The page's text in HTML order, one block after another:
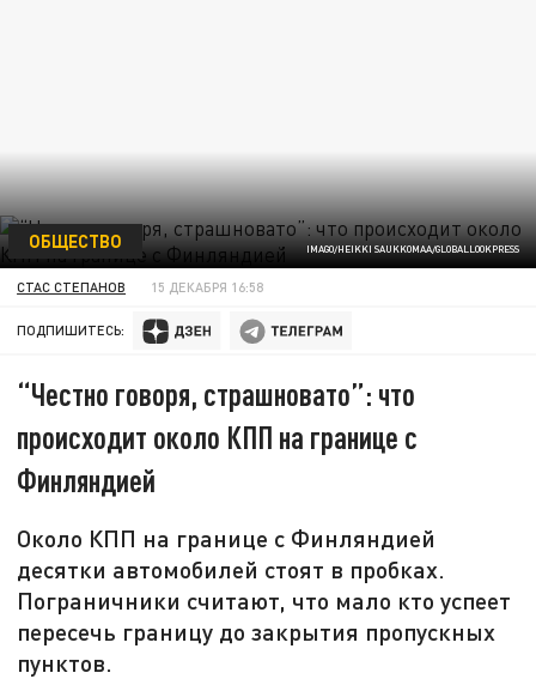
IMAGO/HEIKKI SAUKKOMAA/GLOBALLOOKPRESS
ОБЩЕСТВО
СТАС СТЕПАНОВ 15 ДЕКАБРЯ 16:58
ПОДПИШИТЕСЬ:
“Честно говоря, страшновато”: что
происходит около КПП на границе с
Финляндией
Около КПП на границе с Финляндией
десятки автомобилей стоят в пробках.
Пограничники считают, что мало кто успеет
пересечь границу до закрытия пропускных
пунктов.